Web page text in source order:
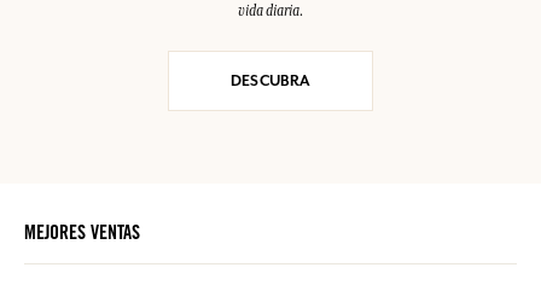
vida diaria.
DESCUBRA
MEJORES VENTAS